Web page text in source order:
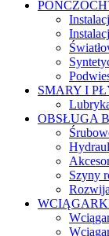
SMARY I
OBSŁUGA
Szyny